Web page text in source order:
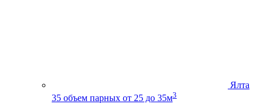
Ялта
35 объем парных от 25 до 35м3